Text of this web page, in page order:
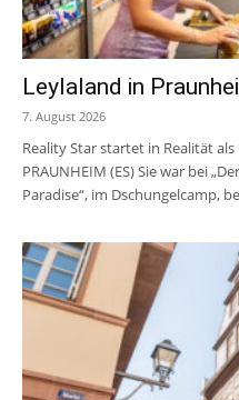
Leylaland in
7. August 2026
Reality Star startet in Realität
PRAUNHEIM (ES) Sie war bei
Paradise“, im Dschungelcamp,